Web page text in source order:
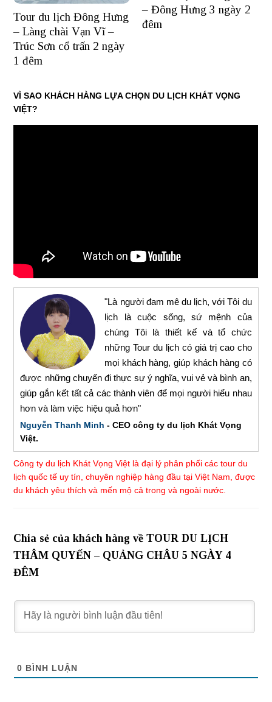
Tour du lịch Đông Hưng
– Làng chài Vạn Vĩ –
Trúc Sơn cổ trấn 2 ngày
1 đêm
– Đông Hưng 3 ngày 2
đêm
VÌ SAO KHÁCH HÀNG LỰA CHỌN DU LỊCH KHÁT VỌNG
VIỆT?
"Là người đam mê du lịch, với Tôi du
lịch là cuộc sống, sứ mệnh của
chúng Tôi là thiết kế và tổ chức
những Tour du lịch có giá trị cao cho
mọi khách hàng, giúp khách hàng có
được những chuyến đi thực sự ý nghĩa, vui vẻ và bình an,
giúp gắn kết tất cả các thành viên để mọi người hiểu nhau
hơn và làm việc hiệu quả hơn"
Nguyễn Thanh Minh - CEO công ty du lịch Khát Vọng
Việt.
Công ty du lịch Khát Vọng Việt là đại lý phân phối các tour du
lịch quốc tế uy tín, chuyên nghiệp hàng đầu tại Việt Nam, được
du khách yêu thích và mến mộ cả trong và ngoài nước.
Chia sẻ của khách hàng về TOUR DU LỊCH
THÂM QUYẾN – QUẢNG CHÂU 5 NGÀY 4
ĐÊM
0 BÌNH LUẬN